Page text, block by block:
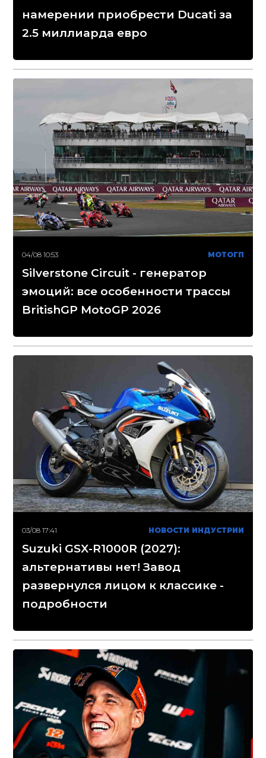
намерении приобрести Ducati за
2.5 миллиарда евро
04/08 10:53 МОТОГП
Silverstone Circuit - генератор
эмоций: все особенности трассы
BritishGP MotoGP 2026
03/08 17:41 НОВОСТИ ИНДУСТРИИ
Suzuki GSX-R1000R (2027):
альтернативы нет! Завод
развернулся лицом к классике -
подробности